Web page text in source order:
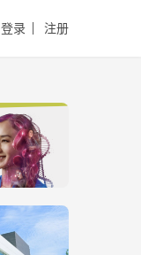
登录 注册